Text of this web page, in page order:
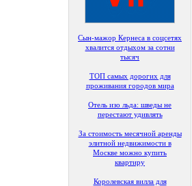
Сын-мажор Кернеса в соцсетях
хвалится отдыхом за сотни
тысяч
ТОП самых дорогих для
проживания городов мира
Отель изо льда: шведы не
перестают удивлять
За стоимость месячной аренды
элитной недвижимости в
Москве можно купить
квартиру
Королевская вилла для